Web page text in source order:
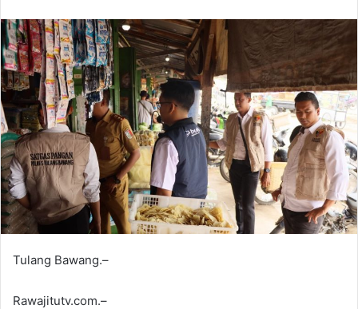
Tulang Bawang.–
Rawajitutv.com.–